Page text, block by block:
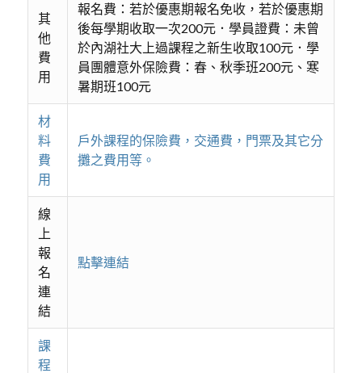
其
他
費
用
報名費：若於優惠期報名免收，若於優惠期
後每學期收取一次200元．學員證費：未曾
於內湖社大上過課程之新生收取100元．學
員團體意外保險費：春、秋季班200元、寒
暑期班100元
材
料
費
用
戶外課程的保險費，交通費，門票及其它分
攤之費用等。
線
上
報
名
連
結
點擊連結
課
程